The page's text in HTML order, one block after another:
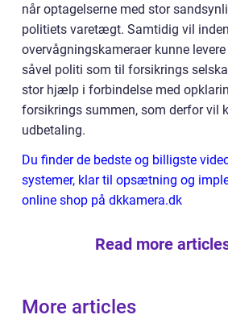
når optagelserne med stor
politiets varetægt. Samtidig vil
overvågningskameraer kunne
såvel politi som til forsikrings
stor hjælp i forbindelse med
forsikrings summen, som derfor vil
udbetaling.
Du finder de bedste og billigste
systemer, klar til opsætning og
online shop på dkkamera.dk
Read more
More articles